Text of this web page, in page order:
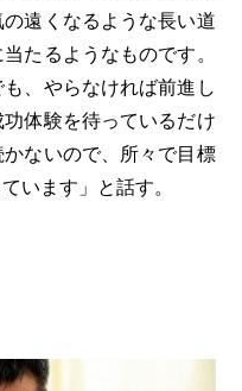
遠くなるような長い道
たるようなものです。
、やらなければ前進し
体験を待っているだけ
ないので、所々で目標
います」と話す。